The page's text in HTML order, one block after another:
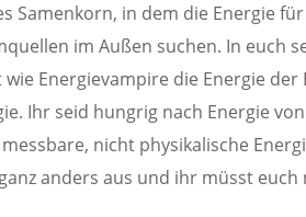
Samenkorn, in dem die Energie
im Außen suchen. In euch
wie Energievampire die Energie
Ihr seid hungrig nach Energie
nicht physikalische
anders aus und ihr müsst